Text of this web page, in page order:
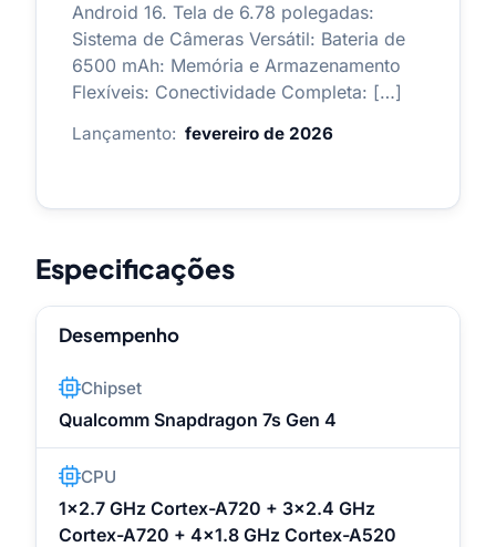
Android 16. Tela de 6.78 polegadas:
Sistema de Câmeras Versátil: Bateria de
6500 mAh: Memória e Armazenamento
Flexíveis: Conectividade Completa: […]
Lançamento: fevereiro de 2026
Especificações
Desempenho
Chipset
Qualcomm Snapdragon 7s Gen 4
CPU
1x2.7 GHz Cortex-A720 + 3x2.4 GHz
Cortex-A720 + 4x1.8 GHz Cortex-A520